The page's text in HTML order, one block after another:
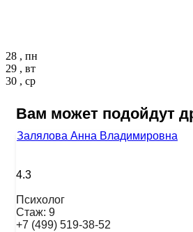
28 , пн
29 , вт
30 , ср
Вам может подойдут
Залялова Анна Владимировна
4.3
Психолог
Стаж: 9
+7 (499) 519-38-52